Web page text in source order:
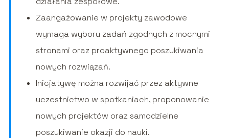
Zaangażowanie w projekty zawodowe
wymaga wyboru zadań zgodnych z mocnymi
stronami oraz proaktywnego poszukiwania
nowych rozwiązań.
Inicjatywę można rozwijać przez aktywne
uczestnictwo w spotkaniach, proponowanie
nowych projektów oraz samodzielne
poszukiwanie okazji do nauki.